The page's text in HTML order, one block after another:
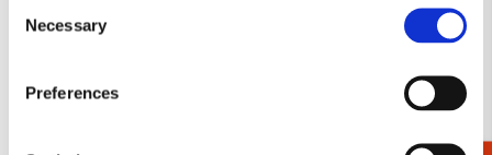
Selection
Necessary
Preferences
verlanglijst